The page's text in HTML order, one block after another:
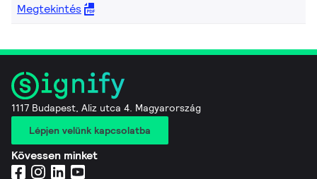
Megtekintés
1117 Budapest, Aliz utca 4. Magyarország
Lépjen velünk kapcsolatba
Kövessen minket